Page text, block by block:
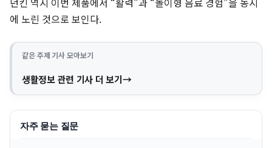
에 노린 것으로 보인다.
같은 주제 기사 모아보기
생활정보 관련 기사 더 보기
자주 묻는 질문